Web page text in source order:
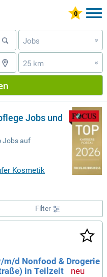
Jobs »
25 km »
Jobs und
Jobs auf
Kosmetik
Filter
m/d Nonfood & Drogerie
in Teilzeit